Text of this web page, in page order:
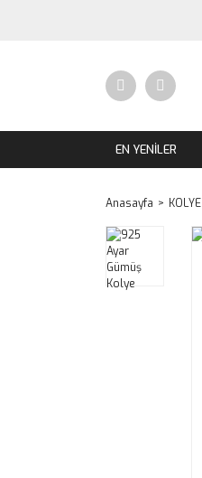
EN YENİLER
Anasayfa KOLYE